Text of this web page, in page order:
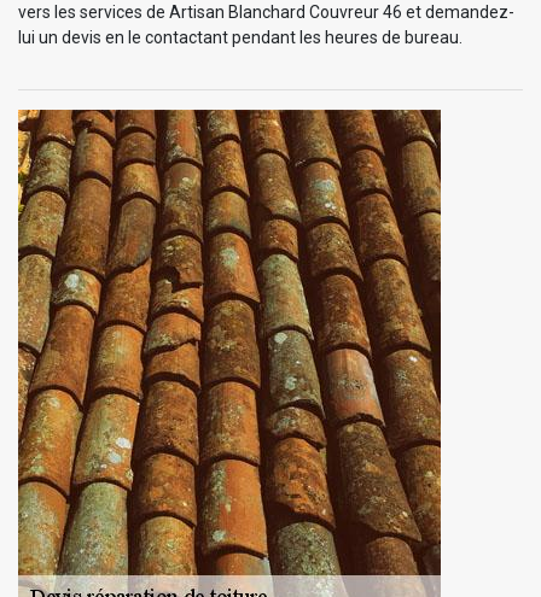
vers les services de Artisan Blanchard Couvreur 46 et demandez-
lui un devis en le contactant pendant les heures de bureau.